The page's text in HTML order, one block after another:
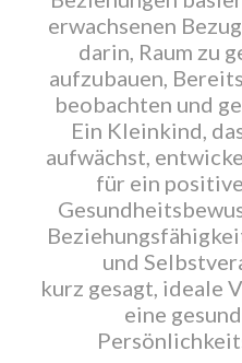
erwachsenen
darin, Raum zu
aufzubauen,
beobachten und
Ein Kleinkind,
aufwächst,
für ein
und
kurz gesagt, ideale
eine